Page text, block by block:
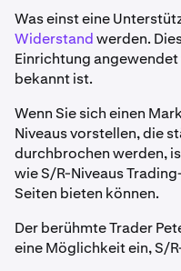
Was einst eine
Widerstandwerden.
Einrichtung
bekannt ist.
Wenn Sie sich einen
Niveaus vorstellen, die
durchbrochen werden,
wie S/R-Niveaus
Seiten bieten können.
Der berühmte Trader
eine Möglichkeit ein, S/